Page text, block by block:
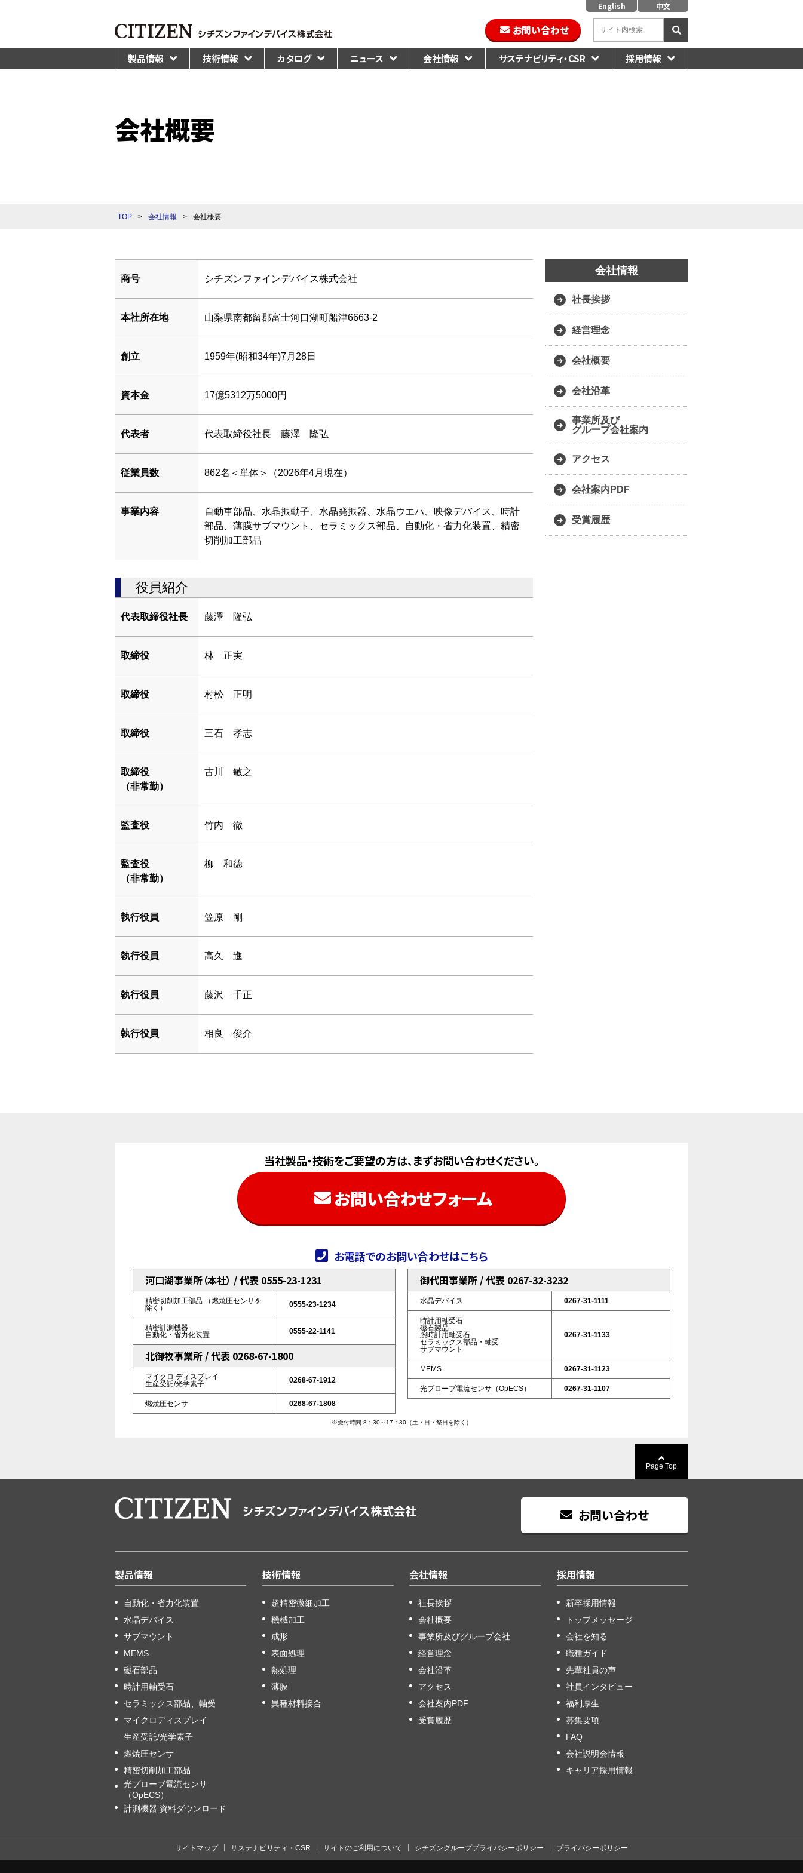
English 中文
お問い合わせ
製品情報 技術情報 カタログ ニュース 会社情報 サステナビリティ・CSR 採用情報
会社概要
TOP > 会社情報 > 会社概要
商号 シチズンファインデバイス株式会社
本社所在地 山梨県南都留郡富士河口湖町船津6663-2
創立 1959年(昭和34年)7月28日
資本金 17億5312万5000円
代表者 代表取締役社長 藤澤 隆弘
従業員数 862名＜単体＞（2026年4月現在）
事業内容
自動車部品、水晶振動子、水晶発振器、水晶ウエハ、映像デバイス、時計
部品、薄膜サブマウント、セラミックス部品、自動化・省力化装置、精密
切削加工部品
役員紹介
代表取締役社長 藤澤 隆弘
取締役 林 正実
取締役 村松 正明
取締役 三石 孝志
取締役
（非常勤）
古川 敏之
監査役 竹内 徹
監査役
（非常勤）
柳 和徳
執行役員 笠原 剛
執行役員 高久 進
執行役員 藤沢 千正
執行役員 相良 俊介
会社情報
社長挨拶
経営理念
会社概要
会社沿革
事業所及び
グループ会社案内
アクセス
会社案内PDF
受賞履歴
当社製品・技術をご要望の方は、まずお問い合わせください。
お問い合わせフォーム
お電話でのお問い合わせはこちら
河口湖事業所（本社） / 代表 0555-23-1231
精密切削加工部品 （燃焼圧センサを
除く）
0555-23-1234
精密計測機器
自動化・省力化装置
0555-22-1141
北御牧事業所 / 代表 0268-67-1800
マイクロ ディスプレイ
生産受託/光学素子
0268-67-1912
燃焼圧センサ 0268-67-1808
御代田事業所 / 代表 0267-32-3232
水晶デバイス 0267-31-1111
時計用軸受石
磁石製品
腕時計用軸受石
セラミックス部品・軸受
サブマウント
0267-31-1133
MEMS 0267-31-1123
光プローブ電流センサ（OpECS） 0267-31-1107
※受付時間 8：30～17：30（土・日・祭日を除く）
Page Top
お問い合わせ
製品情報
自動化・省力化装置
水晶デバイス
サブマウント
MEMS
磁石部品
時計用軸受石
セラミックス部品、軸受
マイクロディスプレイ
生産受託/光学素子
燃焼圧センサ
精密切削加工部品
光プローブ電流センサ
（OpECS）
計測機器 資料ダウンロード
技術情報
超精密微細加工
機械加工
成形
表面処理
熱処理
薄膜
異種材料接合
会社情報
社長挨拶
会社概要
事業所及びグループ会社
経営理念
会社沿革
アクセス
会社案内PDF
受賞履歴
採用情報
新卒採用情報
トップメッセージ
会社を知る
職種ガイド
先輩社員の声
社員インタビュー
福利厚生
募集要項
FAQ
会社説明会情報
キャリア採用情報
サイトマップ サステナビリティ・CSR サイトのご利用について シチズングループプライバシーポリシー プライバシーポリシー